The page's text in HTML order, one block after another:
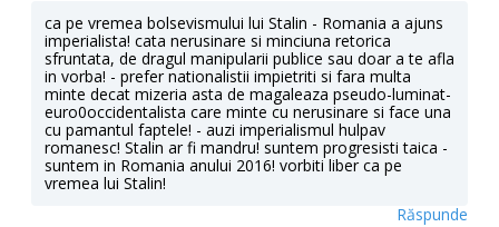
ca pe vremea bolsevismului lui Stalin - Romania a ajuns
imperialista! cata nerusinare si minciuna retorica
sfruntata, de dragul manipularii publice sau doar a te afla
in vorba! - prefer nationalistii impietriti si fara multa
minte decat mizeria asta de magaleaza pseudo-luminat-
euro0occidentalista care minte cu nerusinare si face una
cu pamantul faptele! - auzi imperialismul hulpav
romanesc! Stalin ar fi mandru! suntem progresisti taica -
suntem in Romania anului 2016! vorbiti liber ca pe
vremea lui Stalin!
Răspunde